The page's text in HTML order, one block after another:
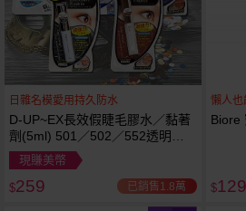
日雜名模愛用持久防水
D-UP~EX長效假睫毛膠水／黏著
劑(5ml) 501／502／552透明／
553黑色／554咖啡色 款式可選
現賺美幣
$259 已銷售1.8萬
懶人也
Biore
$129